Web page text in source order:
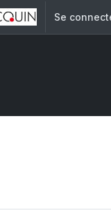
Se